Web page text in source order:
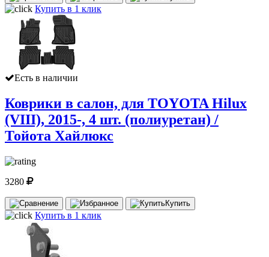
Купить в 1 клик
Есть в наличии
Коврики в салон, для TOYOTA Hilux
(VIII), 2015-, 4 шт. (полиуретан) /
Тойота Хайлюкс
3280
Купить
Купить в 1 клик